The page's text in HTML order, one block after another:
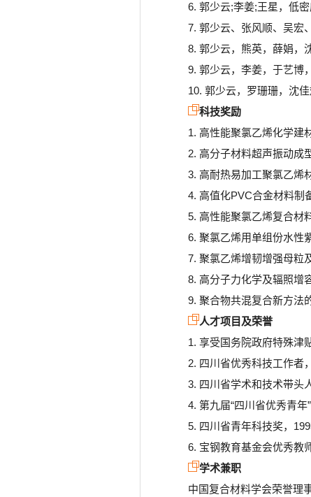
6. 郭少云;李姜;王星，低
7. 郭少云、张风顺、吴宏
8. 郭少云，熊英，薛娟，
9. 郭少云，李姜，于艺博
10. 郭少云，罗珊珊，沈
科技奖励
1. 高性能聚氯乙烯化学建
2. 高分子材料超声振动成
3. 高耐热易加工聚氯乙烯
4. 高值化PVC合金材料制
5. 高性能聚氯乙烯复合材
6. 聚氯乙烯用单组份水性
7. 聚氯乙烯增韧增强母粒
8. 高分子力化学及辐照增
9. 聚合物共混复合新方法
人才项目及荣誉
1. 享受国务院政府特殊津
2. 四川省优秀科技工作者
3. 四川省学术和技术带头
4. 第九届“四川省优秀青年
5. 四川省青年科技奖，
6. 宝钢教育基金会优秀教
学术兼职
中国复合材料学会荣誉理